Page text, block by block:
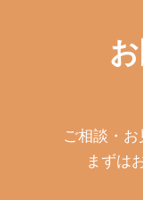
ご相談・お
まずは